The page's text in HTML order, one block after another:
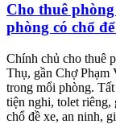
Cho thuê
phòng có chổ
Chính chủ cho thuê
Thụ, gần Chợ Phạm
trong mổi phòng.
tiện nghi, tolet
chổ đề xe, an ninh,